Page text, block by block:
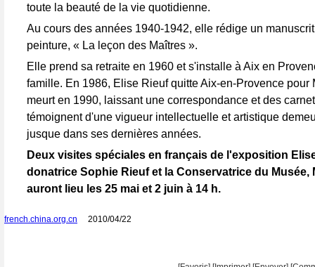
toute la beauté de la vie quotidienne.
Au cours des années 1940-1942, elle rédige un
peinture, « La leçon des Maîtres ».
Elle prend sa retraite en 1960 et s'installe à Aix en
famille. En 1986, Elise Rieuf quitte Aix-en-Provence pour
meurt en 1990, laissant une correspondance et des
témoignent d'une vigueur intellectuelle et artistique
jusque dans ses dernières années.
Deux visites spéciales en français de l'exposition
donatrice Sophie Rieuf et la Conservatrice du Musée,
auront lieu les 25 mai et 2 juin à 14 h.
french.china.org.cn 2010/04/22